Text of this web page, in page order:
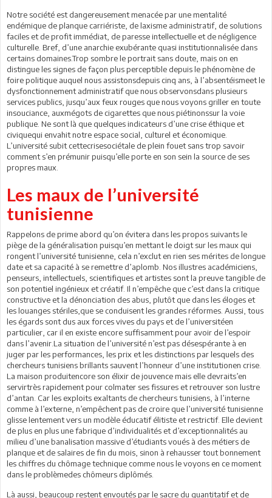
Notre société est dangereusement menacée par une mentalité
endémique de planque carriériste, de laxisme administratif, de solutions
faciles et de profit immédiat, de paresse intellectuelle et de négligence
culturelle. Bref, d’une anarchie exubérante quasi institutionnalisée dans
certains domaines.Trop sombre le portrait sans doute, mais on en
distingue les signes de façon plus perceptible depuis le phénomène de
foire politique auquel nous assistonsdepuis cinq ans, à l’absentéismeet le
dysfonctionnement administratif que nous observonsdans plusieurs
services publics, jusqu’aux feux rouges que nous voyons griller en toute
insouciance, auxmégots de cigarettes que nous piétinonssur la voie
publique. Ne sont là que quelques indicateurs d’une crise éthique et
civiquequi envahit notre espace social, culturel et économique.
L’université subit cettecrisesociétale de plein fouet sans trop savoir
comment s’en prémunir puisqu’elle porte en son sein la source de ses
propres maux.
Les maux de l’université
tunisienne
Rappelons de prime abord qu’on évitera dans les propos suivants le
piège de la généralisation puisqu’en mettant le doigt sur les maux qui
rongent l’université tunisienne, cela n’exclut en rien ses mérites de longue
date et sa capacité à se remettre d’aplomb. Nos illustres académiciens,
penseurs, intellectuels, scientifiques et artistes sont la preuve tangible de
son potentiel ingénieux et créatif. Il n’empêche que c’est dans la critique
constructive et la dénonciation des abus, plutôt que dans les éloges et
les louanges stériles,que se conduisent les grandes réformes. Aussi, tous
les égards sont dus aux forces vives du pays et de l’universitéen
particulier, car il en existe encore suffisamment pour avoir de l’espoir
dans l’avenir.La situation de l’université n’est pas désespérante à en
juger par les performances, les prix et les distinctions par lesquels des
chercheurs tunisiens brillants sauvent l’honneur d’une institutionen crise.
La maison produitencore son élixir de jouvence mais elle devraits’en
servirtrès rapidement pour colmater ses fissures et retrouver son lustre
d’antan. Car les exploits exaltants de chercheurs tunisiens, à l’interne
comme à l’externe, n’empêchent pas de croire que l’université tunisienne
glisse lentement vers un modèle éducatif élitiste et restrictif. Elle devient
de plus en plus une fabrique d’individualités et d’exceptionnalités au
milieu d’une banalisation massive d’étudiants voués à des métiers de
planque et de salaires de fin du mois, sinon à rehausser tout bonnement
les chiffres du chômage technique comme nous le voyons en ce moment
dans le problèmedes chômeurs diplômés.
Là aussi, beaucoup restent envoutés par le sacre du quantitatif et de